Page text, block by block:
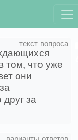
том, что уже
они
за